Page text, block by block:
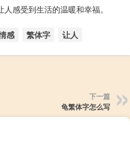
感受到生活的温暖和幸福。
感 繁体字 让人
下一篇
龟繁体字怎么写